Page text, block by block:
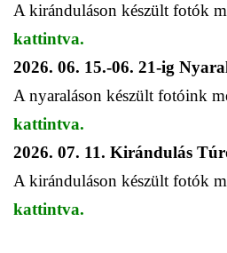
A kiránduláson készült fotók
kattintva.
2026. 06. 15.-06. 21-ig
A nyaraláson készült fotóink
kattintva.
2026. 07. 11. Kirándulás
A kiránduláson készült fotók
kattintva.